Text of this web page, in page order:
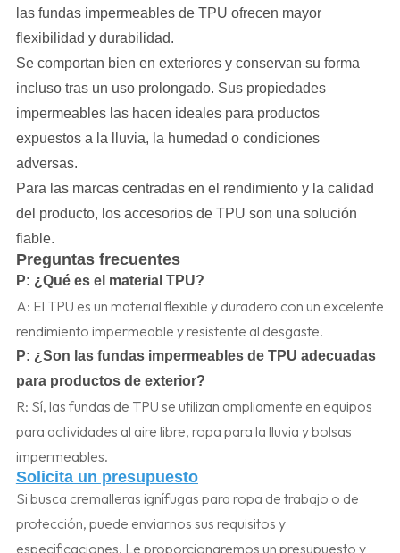
las fundas impermeables de TPU ofrecen mayor
flexibilidad y durabilidad.
Se comportan bien en exteriores y conservan su forma
incluso tras un uso prolongado. Sus propiedades
impermeables las hacen ideales para productos
expuestos a la lluvia, la humedad o condiciones
adversas.
Para las marcas centradas en el rendimiento y la calidad
del producto, los accesorios de TPU son una solución
fiable.
Preguntas frecuentes
P: ¿Qué es el material TPU?
A: El TPU es un material flexible y duradero con un excelente
rendimiento impermeable y resistente al desgaste.
P: ¿Son las fundas impermeables de TPU adecuadas
para productos de exterior?
R: Sí, las fundas de TPU se utilizan ampliamente en equipos
para actividades al aire libre, ropa para la lluvia y bolsas
impermeables.
Solicita un presupuesto
Si busca cremalleras ignífugas para ropa de trabajo o de
protección, puede enviarnos sus requisitos y
especificaciones. Le proporcionaremos un presupuesto y